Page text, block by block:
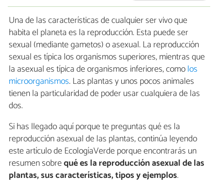
Una de las características de cualquier ser vivo que
habita el planeta es la reproducción. Esta puede ser
sexual (mediante gametos) o asexual. La reproducción
sexual es típica los organismos superiores, mientras que
la asexual es típica de organismos inferiores, comolos
microorganismos. Las plantas y unos pocos animales
tienen la particularidad de poder usar cualquiera de las
dos.
Si has llegado aquí porque te preguntas qué es la
reproducción asexual de las plantas, continúa leyendo
este artículo de EcologíaVerde porque encontrarás un
resumen sobrequé es la reproducción asexual de las
plantas, sus características, tipos y ejemplos.